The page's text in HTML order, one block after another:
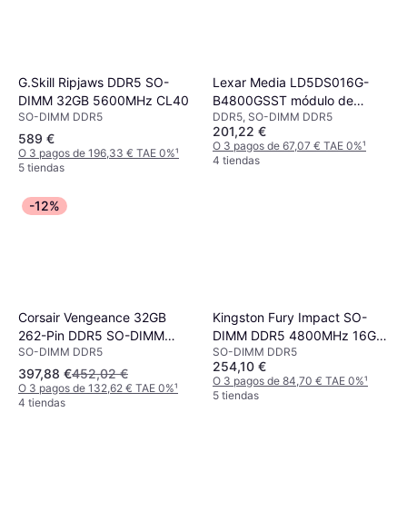
G.Skill Ripjaws DDR5 SO-
DIMM 32GB 5600MHz CL40
SO-DIMM DDR5
589 €
O 3 pagos de 196,33 € TAE 0%¹
5 tiendas
Lexar Media LD5DS016G-
B4800GSST módulo de
memoria 16 GB DDR5 4800
MHz ECC
DDR5, SO-DIMM DDR5
201,22 €
O 3 pagos de 67,07 € TAE 0%¹
4 tiendas
-12%
Corsair Vengeance 32GB
262-Pin DDR5 SO-DIMM
DDR5 5600 (PC5 44800)
Laptop Memory Model
CMSX32GX5M1A5600C48
SO-DIMM DDR5
397,88 €452,02 €
O 3 pagos de 132,62 € TAE 0%¹
4 tiendas
Kingston Fury Impact SO-
DIMM DDR5 4800MHz 16GB
(KF548S38IB-16)
SO-DIMM DDR5
254,10 €
O 3 pagos de 84,70 € TAE 0%¹
5 tiendas